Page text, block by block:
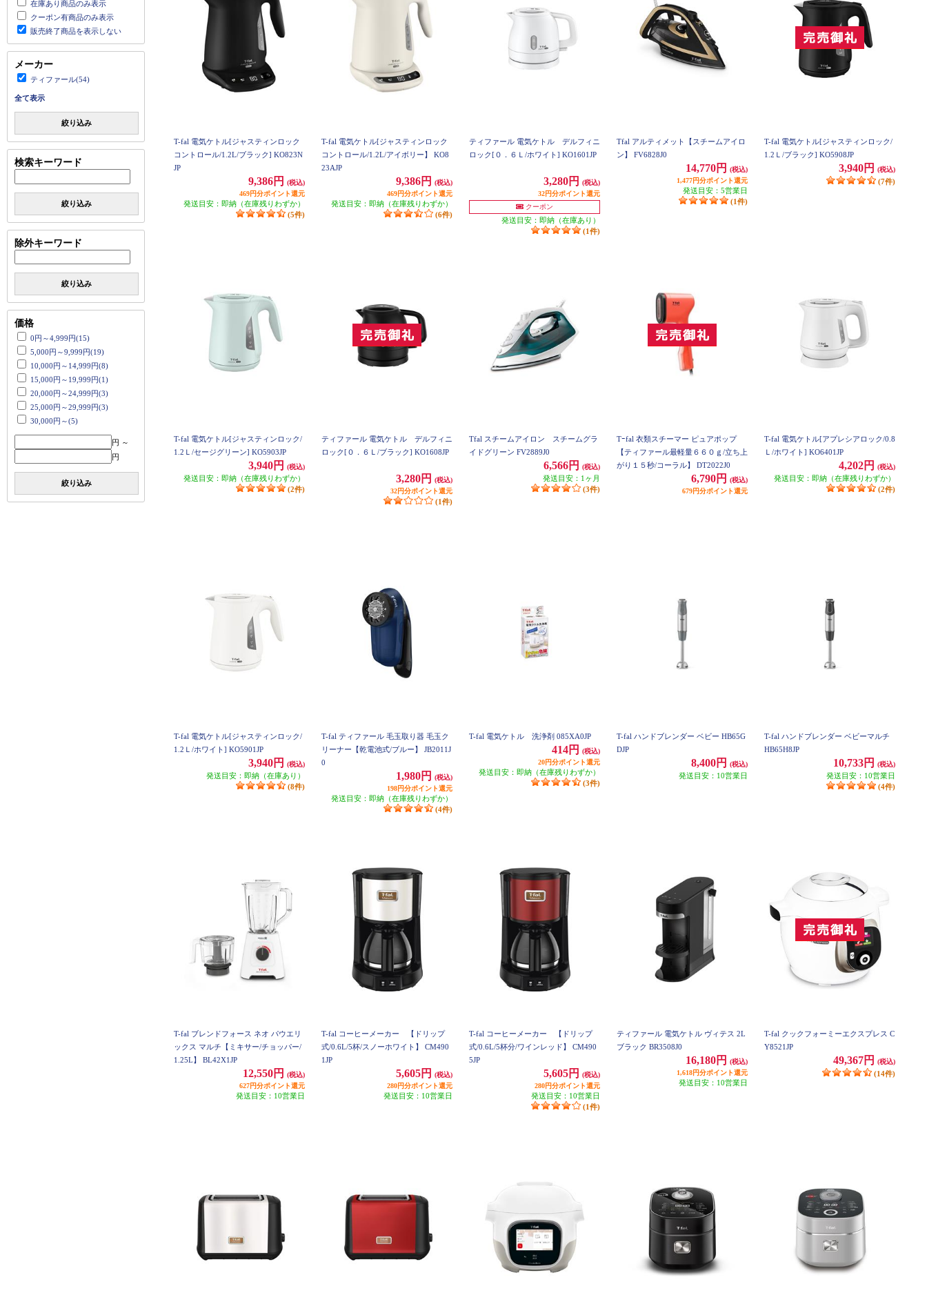
在庫あり商品のみ表示
クーポン有商品のみ表示
販売終了商品を表示しない
メーカー
ティファール(54)
全て表示
絞り込み
検索キーワード
絞り込み
除外キーワード
絞り込み
価格
0円～4,999円(15)
5,000円～9,999円(19)
10,000円～14,999円(8)
15,000円～19,999円(1)
20,000円～24,999円(3)
25,000円～29,999円(3)
30,000円～(5)
円 ～
円
絞り込み
T-fal 電気ケトル[ジャスティンロック
コントロール/1.2L/ブラック] KO823N
JP
9,386円
(税込)
469円分ポイント還元
発送目安：即納（在庫残りわずか）
(5件)
T-fal 電気ケトル[ジャスティンロック
コントロール/1.2L/アイボリー】 KO8
23AJP
9,386円
(税込)
469円分ポイント還元
発送目安：即納（在庫残りわずか）
(6件)
ティファール 電気ケトル デルフィニ
ロック[０．６Ｌ/ホワイト] KO1601JP
3,280円
(税込)
32円分ポイント還元
クーポン
発送目安：即納（在庫あり）
(1件)
Tfal アルティメット【スチームアイロ
ン】 FV6828J0
14,770円
(税込)
1,477円分ポイント還元
発送目安：5営業日
(1件)
T-fal 電気ケトル[ジャスティンロック/
1.2Ｌ/ブラック] KO5908JP
3,940円 (税込)
(7件)
T-fal 電気ケトル[ジャスティンロック/
1.2Ｌ/セージグリーン] KO5903JP
3,940円 (税込)
発送目安：即納（在庫残りわずか）
(2件)
ティファール 電気ケトル デルフィニ
ロック[０．６Ｌ/ブラック] KO1608JP
3,280円
(税込)
32円分ポイント還元
(1件)
Tfal スチームアイロン スチームグラ
イドグリーン FV2889J0
6,566円 (税込)
発送目安：1ヶ月
(3件)
Tｰfal 衣類スチーマー ピュアポップ
【ティファール最軽量６６０ｇ/立ち上
がり１５秒/コーラル】 DT2022J0
6,790円
(税込)
679円分ポイント還元
T-fal 電気ケトル[アプレシアロック/0.8
Ｌ/ホワイト] KO6401JP
4,202円 (税込)
発送目安：即納（在庫残りわずか）
(2件)
T-fal 電気ケトル[ジャスティンロック/
1.2Ｌ/ホワイト] KO5901JP
3,940円 (税込)
発送目安：即納（在庫あり）
(8件)
T-fal ティファール 毛玉取り器 毛玉ク
リーナー【乾電池式/ブルー】 JB2011J
0
1,980円
(税込)
198円分ポイント還元
発送目安：即納（在庫残りわずか）
(4件)
T-fal 電気ケトル 洗浄剤 085XA0JP
414円
(税込)
20円分ポイント還元
発送目安：即納（在庫残りわずか）
(3件)
T-fal ハンドブレンダー ベビー HB65G
DJP
8,400円 (税込)
発送目安：10営業日
T-fal ハンドブレンダー ベビーマルチ
HB65H8JP
10,733円 (税込)
発送目安：10営業日
(4件)
T-fal ブレンドフォース ネオ パウエリ
ックス マルチ【ミキサー/チョッパー/
1.25L】 BL42X1JP
12,550円
(税込)
627円分ポイント還元
発送目安：10営業日
T-fal コーヒーメーカー 【ドリップ
式/0.6L/5杯/スノーホワイト】 CM490
1JP
5,605円
(税込)
280円分ポイント還元
発送目安：10営業日
T-fal コーヒーメーカー 【ドリップ
式/0.6L/5杯分/ワインレッド】 CM490
5JP
5,605円
(税込)
280円分ポイント還元
発送目安：10営業日
(1件)
ティファール 電気ケトル ヴィテス 2L
ブラック BR3508J0
16,180円
(税込)
1,618円分ポイント還元
発送目安：10営業日
T-fal クックフォーミーエクスプレス C
Y8521JP
49,367円 (税込)
(14件)